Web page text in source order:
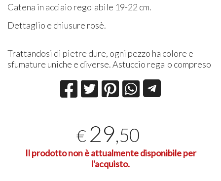
Catena in acciaio regolabile 19-22 cm.
Dettaglio e chiusure rosè.
Trattandosi di pietre dure, ogni pezzo ha colore e
sfumature uniche e diverse. Astuccio regalo compreso
€ 29,50
Il prodotto non è attualmente disponibile per
l'acquisto.